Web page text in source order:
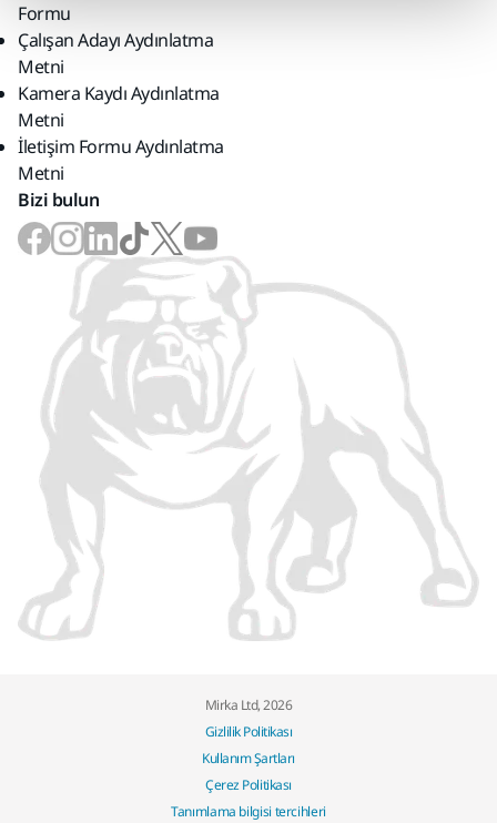
Formu
Çalışan Adayı Aydınlatma
Metni
Kamera Kaydı Aydınlatma
Metni
İletişim Formu Aydınlatma
Metni
Bizi bulun
Mirka Ltd, 2026
Gizlilik Politikası
Kullanım Şartları
Çerez Politikası
Tanımlama bilgisi tercihleri